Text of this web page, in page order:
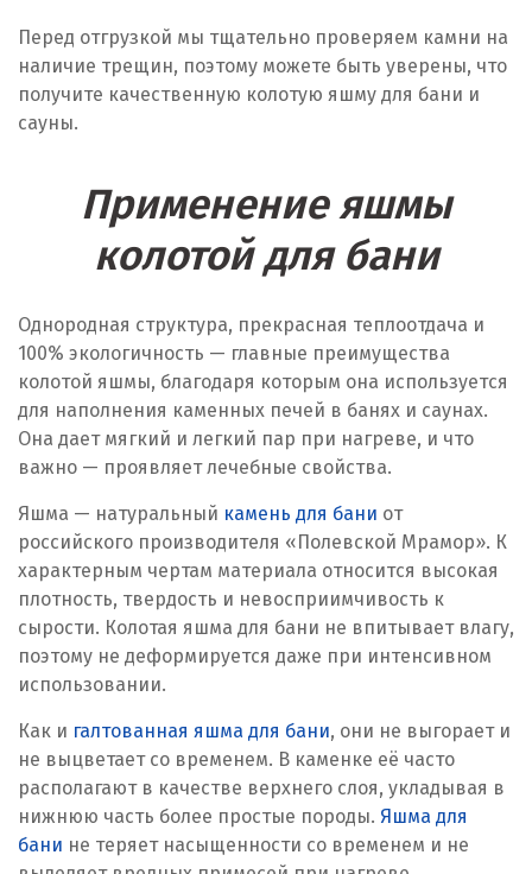
Перед отгрузкой мы тщательно проверяем камни на
наличие трещин, поэтому можете быть уверены, что
получите качественную колотую яшму для бани и
сауны.
Применение яшмы
колотой для бани
Однородная структура, прекрасная теплоотдача и
100% экологичность — главные преимущества
колотой яшмы, благодаря которым она используется
для наполнения каменных печей в банях и саунах.
Она дает мягкий и легкий пар при нагреве, и что
важно — проявляет лечебные свойства.
Яшма — натуральный камень для бани от
российского производителя «Полевской Мрамор». К
характерным чертам материала относится высокая
плотность, твердость и невосприимчивость к
сырости. Колотая яшма для бани не впитывает влагу,
поэтому не деформируется даже при интенсивном
использовании.
Как и галтованная яшма для бани, они не выгорает и
не выцветает со временем. В каменке её часто
располагают в качестве верхнего слоя, укладывая в
нижнюю часть более простые породы. Яшма для
бани не теряет насыщенности со временем и не